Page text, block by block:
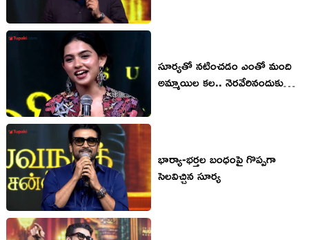
సూర్యతో నటించడం ఎంతో మంది
అమ్మాయిల కల.. నెరవేరినందుకు
భార్యా-భ‌ర్త‌ల బంధంపై గొప్ప‌గా
సెల‌విచ్చిన సూర్య‌